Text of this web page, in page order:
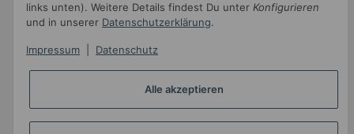
* Alle Preise inkl. gesetzlicher USt.
• Powered byJTL-Shop • JTL5-Template mit von Templatix
links unten). Weitere Details findest Du unter Konfigurieren
und in unserer Datenschutzerklärung.
Impressum Datenschutz
Alle akzeptieren